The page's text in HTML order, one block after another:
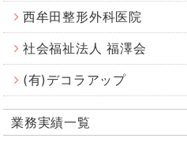
西牟田整形外科医院
社会福祉法人 福澤会
(有)デコラアップ
業務実績一覧